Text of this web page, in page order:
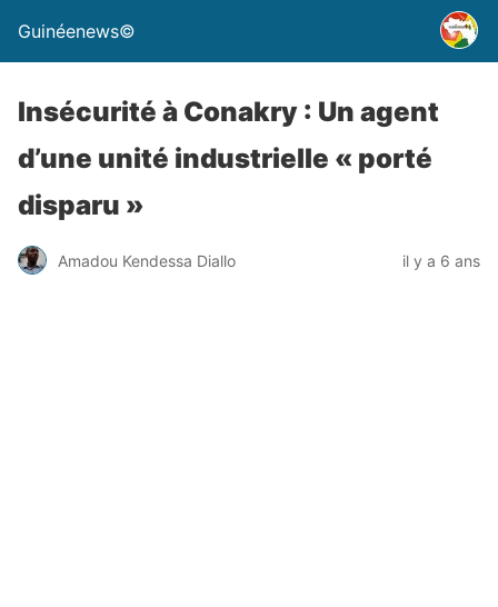
Guinéenews©
Insécurité à Conakry : Un agent
d’une unité industrielle « porté
disparu »
Amadou Kendessa Diallo il y a 6 ans